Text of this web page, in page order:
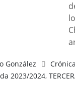
González
2023/2024,